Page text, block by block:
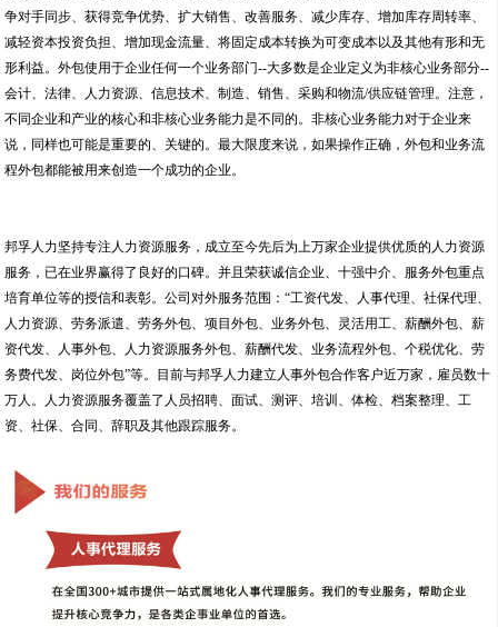
争对手同步、获得竞争优势、扩大销售、改善服务、减少库存、增加库存周转率、
减轻资本投资负担、增加现金流量、将固定成本转换为可变成本以及其他有形和无
形利益。外包使用于企业任何一个业务部门--大多数是企业定义为非核心业务部分--
会计、法律、人力资源、信息技术、制造、销售、采购和物流/供应链管理。注意，
不同企业和产业的核心和非核心业务能力是不同的。非核心业务能力对于企业来
说，同样也可能是重要的、关键的。最大限度来说，如果操作正确，外包和业务流
程外包都能被用来创造一个成功的企业。
邦孚人力坚持专注人力资源服务，成立至今先后为上万家企业提供优质的人力资源
服务，已在业界赢得了良好的口碑。并且荣获诚信企业、十强中介、服务外包重点
培育单位等的授信和表彰。公司对外服务范围：“工资代发、人事代理、社保代理、
人力资源、劳务派遣、劳务外包、项目外包、业务外包、灵活用工、薪酬外包、薪
资代发、人事外包、人力资源服务外包、薪酬代发、业务流程外包、个税优化、劳
务费代发、岗位外包”等。目前与邦孚人力建立人事外包合作客户近万家，雇员数十
万人。人力资源服务覆盖了人员招聘、面试、测评、培训、体检、档案整理、工
资、社保、合同、辞职及其他跟踪服务。